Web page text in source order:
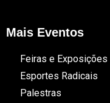
Mais Eventos
Feiras e Exposições
Esportes Radicais
Palestras